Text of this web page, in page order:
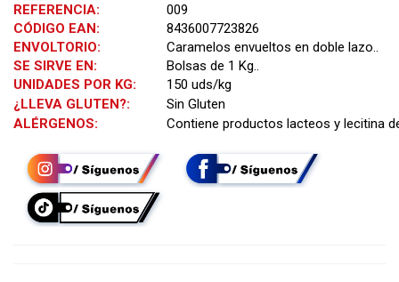
REFERENCIA:
009
CÓDIGO EAN:
8436007723826
ENVOLTORIO:
Caramelos envueltos en doble lazo..
SE SIRVE EN:
Bolsas de 1 Kg..
UNIDADES POR KG:
150 uds/kg
¿LLEVA GLUTEN?:
Sin Gluten
ALÉRGENOS:
Contiene productos lacteos y lecitina